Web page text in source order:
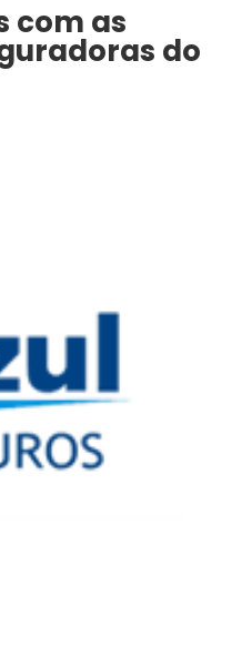
com as
do